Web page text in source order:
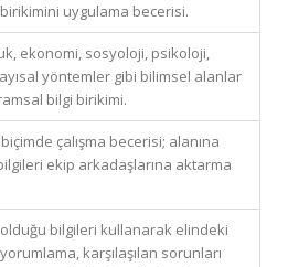
uygulama becerisi.
ekonomi, sosyoloji, psikoloji,
yöntemler gibi bilimsel alanlar
bilgi birikimi.
çalışma becerisi; alanına
ekip arkadaşlarına aktarma
bilgileri kullanarak elindeki
karşılaşılan sorunları